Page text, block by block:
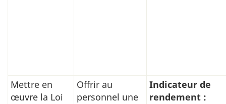
Mettre en
œuvre la Loi
Offrir au
personnel une
Indicateur de
rendement :